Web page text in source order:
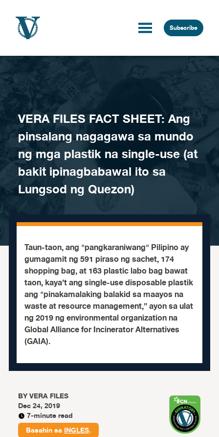
Subscribe
VERA FILES FACT SHEET: Ang
pinsalang nagagawa sa mundo
ng mga plastik na single-use (at
bakit ipinagbabawal ito sa
Lungsod ng Quezon)
Taun-taon, ang "pangkaraniwang" Pilipino ay
gumagamit ng 591 piraso ng sachet, 174
shopping bag, at 163 plastic labo bag bawat
taon, kaya’t ang single-use disposable plastik
ang "pinakamalaking balakid sa maayos na
waste at resource management,” ayon sa ulat
ng 2019 ng environmental organization na
Global Alliance for Incinerator Alternatives
(GAIA).
BYVERA FILES
Dec 24, 2019
7-minute read
Basahin saINGLES.